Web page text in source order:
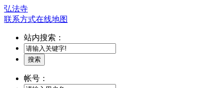
弘法寺
联系方式在线地图
站内搜索：
搜索
帐号：